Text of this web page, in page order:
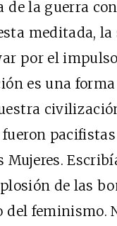
de la guerra
meditada,
por el
es una
Mujeres.
de las
del feminismo.